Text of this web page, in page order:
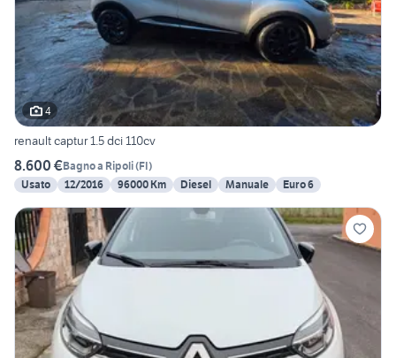
4
renault captur 1.5 dci 110cv
8.600 €Bagno a Ripoli(FI)
Usato
12/2016 96000 Km Diesel Manuale Euro 6